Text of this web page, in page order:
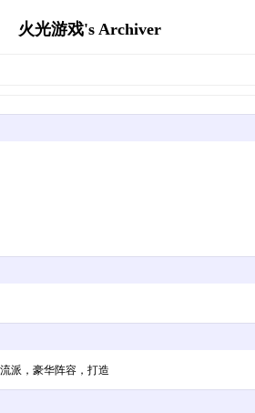
火光游戏's Archiver
派，豪华阵容，打造